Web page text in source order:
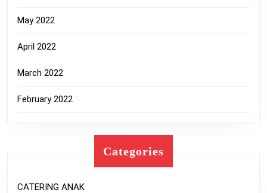
May 2022
April 2022
March 2022
February 2022
Categories
CATERING ANAK